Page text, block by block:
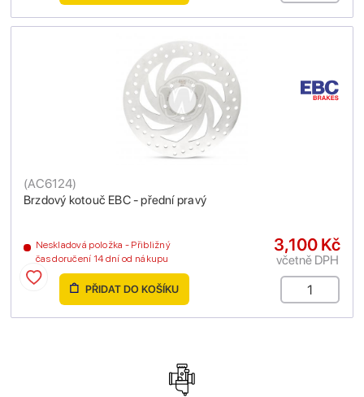
Brzdový kotouč EBC - přední pravý
(AC6124)
Neskladová položka - Přibližný
čas doručení 14 dní od nákupu
3,100 Kč
včetně DPH
PŘIDAT DO KOŠÍKU